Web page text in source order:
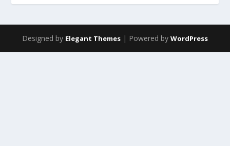
Designed by Elegant Themes | Powered by WordPress